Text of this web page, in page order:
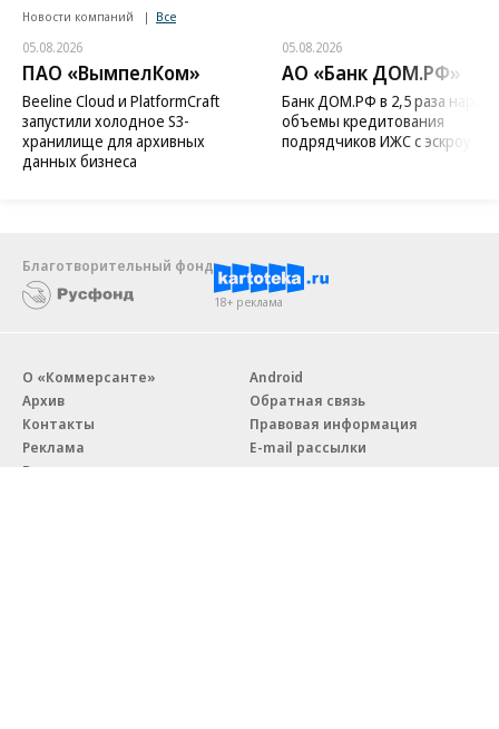
Новости компаний Все
05.08.2026
ПАО «ВымпелКом»
Beeline Cloud и PlatformCraft
запустили холодное S3-
хранилище для архивных
данных бизнеса
05.08.2026
АО «Банк ДОМ.РФ»
Банк ДОМ.РФ в 2,5 раза
объемы кредитования
подрядчиков ИЖС с эскроу
Благотворительный фонд
18+ реклама
О «Коммерсанте»
Архив
Контакты
Реклама
Вакансии
Android
Обратная связь
Правовая информация
E-mail рассылки